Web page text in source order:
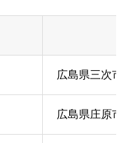
広島県三次市
広島県庄原市